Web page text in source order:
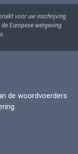
voor uw inschrijving
Europese wetgeving
de woordvoerders